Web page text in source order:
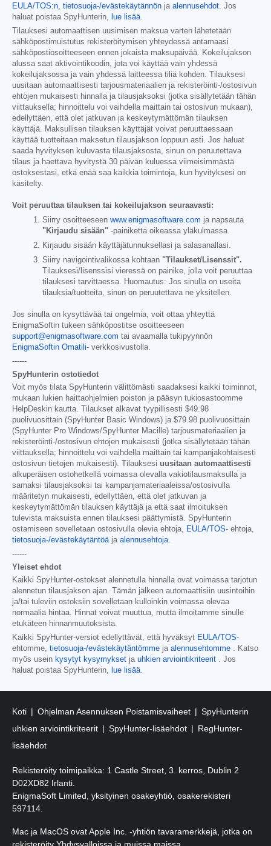
EULA/TOS:n tietosuoja-/evästekäytännön ja alennusehdot . Jos
haluat poistaa SpyHunterin,
lue lisää
Tilauksesi automaattisen uusimisen maksua varten lähetetään
sähköpostimuistutus rekisteröitymisen yhteydessä antamaasi
sähköpostiosoitteeseen ennen jokaista maksupäivää. Kokeilujakson
alussa saat aktivointikoodin, jota voi käyttää vain yhdessä
kokeilujaksossa ja vain yhdessä laitteessa tiliä kohden. Tilauksesi
uusitaan automaattisesti tarjousmateriaalien ja rekisteröinti-/ostosivun
ehtojen mukaisesti hinnalla ja tilausjaksoksi (jotka sisällytetään tähän
viittauksella; hinnoittelu voi vaihdella maittain tai ostosivun mukaan),
edellyttäen, että olet jatkuvan ja keskeytymättömän tilauksen
käyttäjä. Maksullisen tilauksen käyttäjät voivat peruuttaessaan
käyttää tuotteitaan maksetun tilausjakson loppuun asti. Jos haluat
saada hyvityksen kuluvasta tilausjaksosta, sinun on peruutettava
tilaus ja haettava hyvitystä 30 päivän kuluessa viimeisimmästä
ostoksestasi, etkä enää saa kaikkia toimintoja, kun hyvityksesi on
käsitelty.
Voit peruuttaa tilauksen tai kokeilujakson seuraavasti:
Siirry osoitteeseen www.enigmasoftware.com ja napsauta
"Kirjaudu sisään" -painiketta oikeassa yläkulmassa.
Kirjaudu sisään käyttäjätunnuksellasi ja salasanallasi.
Siirry navigointivalikossa kohtaan "Tilaukset/Lisenssit".
Tilauksesi/lisenssisi vieressä on painike, jolla voit peruuttaa
tilauksesi tarvittaessa. Huomautus: Jos sinulla on useita
tilauksia/tuotteita, sinun on peruutettava ne yksitellen.
Jos sinulla on kysyttävää tai ongelmia, voit ottaa yhteyttä
EnigmaSoftin tukeen sähköpostitse osoitteeseen
support@enigmasoftware.com tai avaamalla tukipyynnön
EnigmaSoftin Omatili- verkkosivustolla.
------
SpyHunterin ostotiedot
Voit myös tilata SpyHunterin välittömästi saadaksesi kaikki toiminnot,
mukaan lukien haittaohjelmien poiston ja pääsyn tukiosastoomme
HelpDeskin kautta. Tilaukset alkavat tyypillisesti $49.98
puolivuosittain (SpyHunter Basic Windows) ja $79.98 puolivuosittain
(SpyHunter Pro Windows/SpyHunter Macille) tarjousmateriaalien ja
rekisteröinti-/ostosivun ehtojen mukaisesti (jotka sisällytetään tähän
viittauksella; hinnoittelu voi vaihdella maittain tai kampanjakohtaisesti
ostosivun tietojen mukaisesti). Tilauksesi uusitaan automaattisesti
alkuperäisen ostohetkellä voimassa olevalla vakiotilausmaksulla ja
samaksi tilausjaksoksi tai kampanjamateriaaleissa/ostosivulla
määritetyn mukaisesti, edellyttäen, että olet jatkuvan ja
keskeytymättömän tilauksen käyttäjä ja että saat ilmoituksen
tulevista maksuista ennen tilauksesi päättymistä. SpyHunterin
ostamiseen sovelletaan ostosivulla olevia ehtoja, EULA/TOS- ehtoja,
tietosuoja-/evästekäytäntöäja alennusehtoja.
------
Yleiset ehdot
Kaikki SpyHunter-ostokset alennetulla hinnalla ovat voimassa tarjotun
alennetun tilausjakson ajan. Tämän jälkeen automaattisiin uusintoihin
ja/tai tuleviin ostoksiin sovelletaan kulloinkin voimassa olevaa
normaalia hintaa. Hinnat voivat muuttua, mutta ilmoitamme sinulle
etukäteen hinnanmuutoksista.
Kaikki SpyHunter-versiot edellyttävät, että hyväksyt EULA/TOS-
ehtomme, tietosuoja-/evästekäytäntömme ja alennusehtomme . Katso
myös usein kysytyt kysymykset ja uhkien arviointikriteerit . Jos
haluat poistaa SpyHunterin, lue lisää.
Koti Ohjelman Asennuksen Poistamisvaiheet
SpyHunterin
uhkien arviointikriteerit
SpyHunter-lisäehdot
RegHunter-
lisäehdot
Rekisteröity toimipaikka: 1 Castle Street, 3. kerros, Dublin 2
D02XD82 Irlanti.
EnigmaSoft Limited, yksityinen osakeyhtiö, osakerekisteri
597114.
Mac ja MacOS ovat Apple Inc. -yhtiön tavaramerkkejä, jotka on